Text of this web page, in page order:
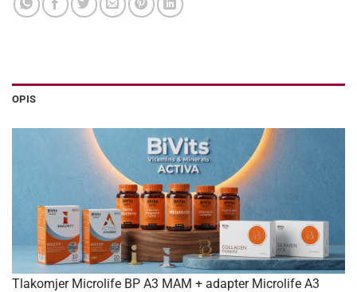
OPIS
Tlakomjer Microlife BP A3 MAM + adapter Microlife A3